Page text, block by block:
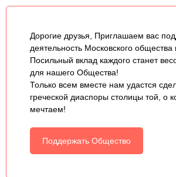
Дорогие друзья, Приглашаем вас
деятельность Московского общества
Посильный вклад каждого станет
для нашего Общества!
Только всем вместе нам удастся
греческой диаспоры столицы той, о
мечтаем!
Поддержать Общество